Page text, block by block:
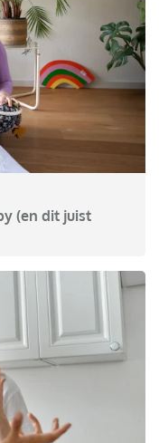
(en dit juist